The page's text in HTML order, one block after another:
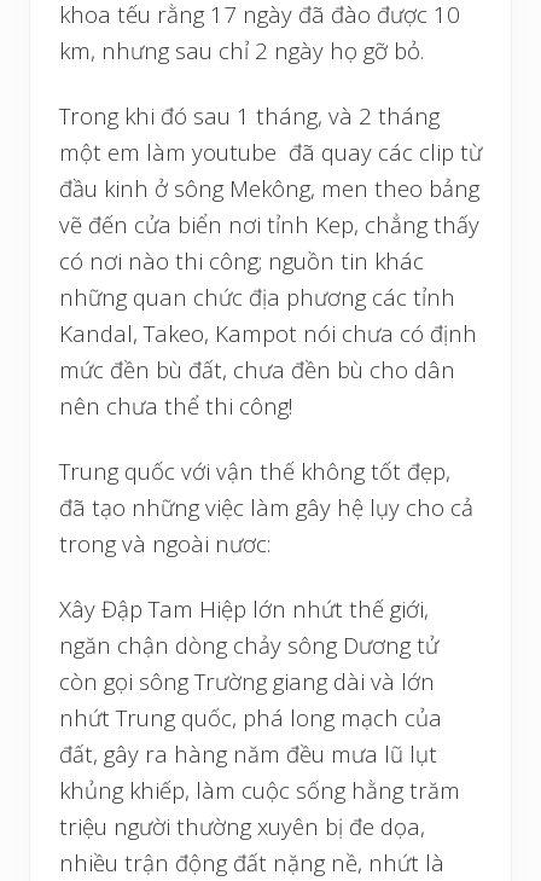
khoa tếu rằng 17 ngày đã đào được 10
km, nhưng sau chỉ 2 ngày họ gỡ bỏ.
Trong khi đó sau 1 tháng, và 2 tháng
một em làm youtube đã quay các clip từ
đầu kinh ở sông Mekông, men theo bảng
vẽ đến cửa biển nơi tỉnh Kep, chẳng thấy
có nơi nào thi công; nguồn tin khác
những quan chức địa phương các tỉnh
Kandal, Takeo, Kampot nói chưa có định
mức đền bù đất, chưa đền bù cho dân
nên chưa thể thi công!
Trung quốc với vận thế không tốt đẹp,
đã tạo những việc làm gây hệ lụy cho cả
trong và ngoài nươc:
Xây Đập Tam Hiệp lớn nhứt thế giới,
ngăn chận dòng chảy sông Dương tử
còn gọi sông Trường giang dài và lớn
nhứt Trung quốc, phá long mạch của
đất, gây ra hàng năm đều mưa lũ lụt
khủng khiếp, làm cuộc sống hằng trăm
triệu người thường xuyên bị đe dọa,
nhiều trận động đất nặng nề, nhứt là